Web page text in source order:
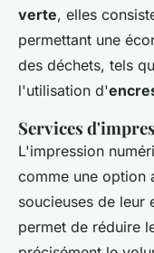
verte, elles
permettant une
des déchets, tels
l'utilisation d'
Services
L'impression
comme une option
soucieuses de leur
permet de réduire